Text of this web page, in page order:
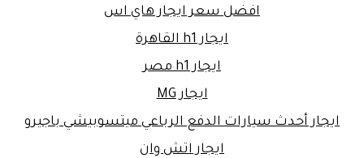
افضل سعر ايجار هاي اس
ايجار h1 القاهرة
ايجار h1 مصر
ايجار MG
ايجار أحدث سيارات الدفع الرباعي ميتسوبيشي باجيرو
ايجار اتش وان